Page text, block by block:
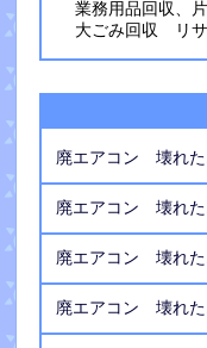
業務用品回収、
大ごみ回収 リ
廃エアコン 壊れ
廃エアコン 壊れ
廃エアコン 壊れ
廃エアコン 壊れ